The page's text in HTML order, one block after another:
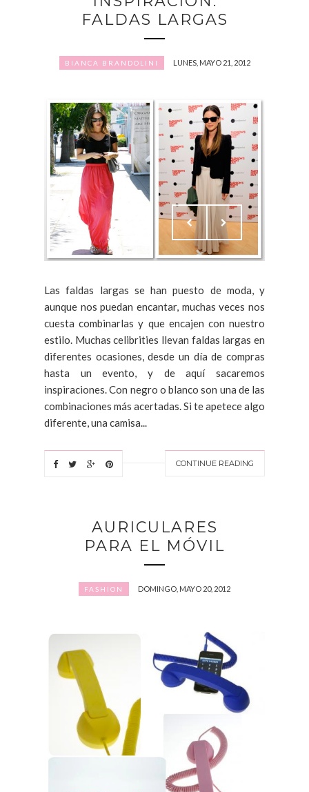
FALDAS LARGAS
BIANCA BRANDOLINI LUNES, MAYO 21, 2012
Las faldas largas se han puesto de moda, y
aunque nos puedan encantar, muchas veces nos
cuesta combinarlas y que encajen con nuestro
estilo. Muchas celibrities llevan faldas largas en
diferentes ocasiones, desde un día de compras
hasta un evento, y de aquí sacaremos
inspiraciones. Con negro o blanco son una de las
combinaciones más acertadas. Si te apetece algo
diferente, una camisa...
CONTINUE READING
AURICULARES
PARA EL MÓVIL
FASHION DOMINGO, MAYO 20, 2012